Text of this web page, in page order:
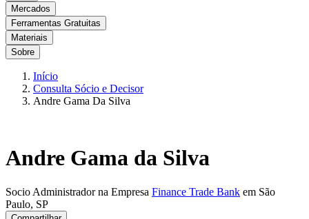
Mercados
Ferramentas Gratuitas
Materiais
Sobre
Início
Consulta Sócio e Decisor
Andre Gama Da Silva
Andre Gama da Silva
Socio Administrador na Empresa Finance Trade Bank em São
Paulo, SP